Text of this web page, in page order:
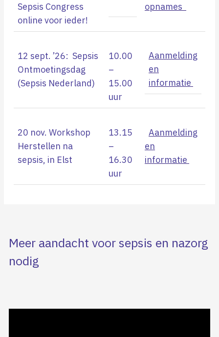
Sepsis Congress
online voor ieder!
opnames
12 sept. ’26: Sepsis
Ontmoetingsdag
(Sepsis Nederland)
10.00
–
15.00
uur
Aanmelding
en
informatie
20 nov. Workshop
Herstellen na
sepsis, in Elst
13.15
–
16.30
uur
Aanmelding
en
informatie
Meer aandacht voor sepsis en nazorg
nodig